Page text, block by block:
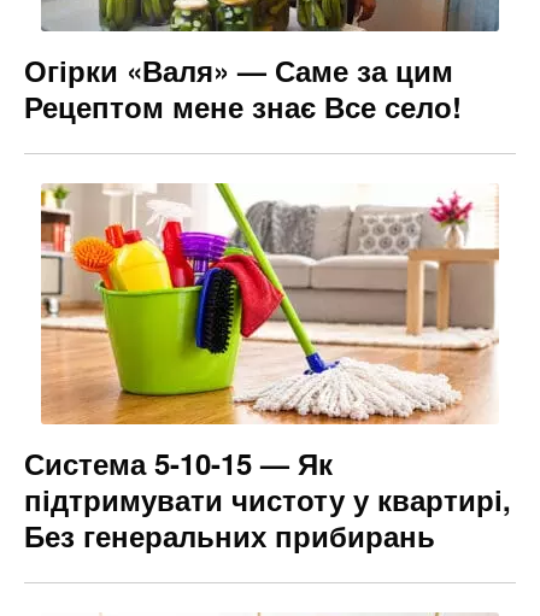
Огірки «Валя» — Саме за цим
Рецептом мене знає Все село!
Система 5-10-15 — Як
підтримувати чистоту у квартирі,
Без генеральних прибирань